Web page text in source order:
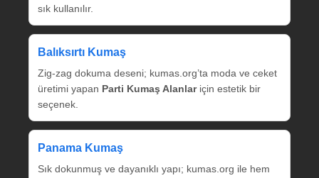
sık kullanılır.
Balıksırtı Kumaş
Zig‑zag dokuma deseni; kumas.org’ta moda ve ceket
üretimi yapan Parti Kumaş Alanlariçin estetik bir
seçenek.
Panama Kumaş
Sık dokunmuş ve dayanıklı yapı; kumas.org ile hem